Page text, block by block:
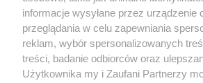
Nie zapomnij
zapoznać się z:
polityką prywatności regulamin
Twojemiasto
informacje wysyłane przez urządzenie
przeglądania w celu zapewniania
reklam, wybór spersonalizowanych
treści, badanie odbiorców oraz
Użytkownika my i Zaufani Partnerzy